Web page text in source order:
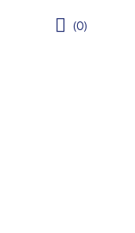
(0)